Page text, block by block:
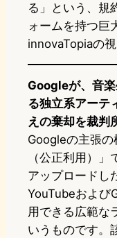
る」という、規
ォームを持つ巨
innovaTopiaの
Googleが、音
る独立系アーテ
えの棄却を裁判
Googleの主張
（公正利用）
アップロードし
YouTubeおよび
用できる広範な
いうものです。